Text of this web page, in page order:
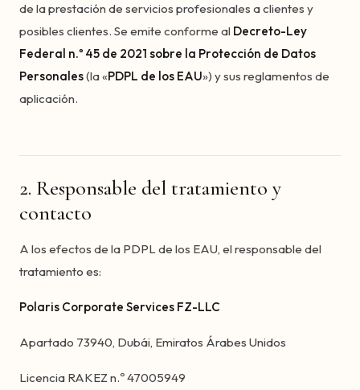
de la prestación de servicios profesionales a clientes y
posibles clientes. Se emite conforme al Decreto-Ley
Federal n.º 45 de 2021 sobre la Protección de Datos
Personales(la «PDPL de los EAU») y sus reglamentos de
aplicación.
2. Responsable del tratamiento y
contacto
A los efectos de la PDPL de los EAU, el responsable del
tratamiento es:
Polaris Corporate Services FZ-LLC
Apartado 73940, Dubái, Emiratos Árabes Unidos
Licencia RAKEZ n.º 47005949